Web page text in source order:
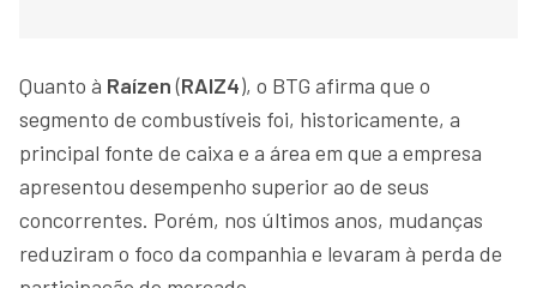
Quanto à Raízen(RAIZ4), o BTG afirma que o
segmento de combustíveis foi, historicamente, a
principal fonte de caixa e a área em que a empresa
apresentou desempenho superior ao de seus
concorrentes. Porém, nos últimos anos, mudanças
reduziram o foco da companhia e levaram à perda de